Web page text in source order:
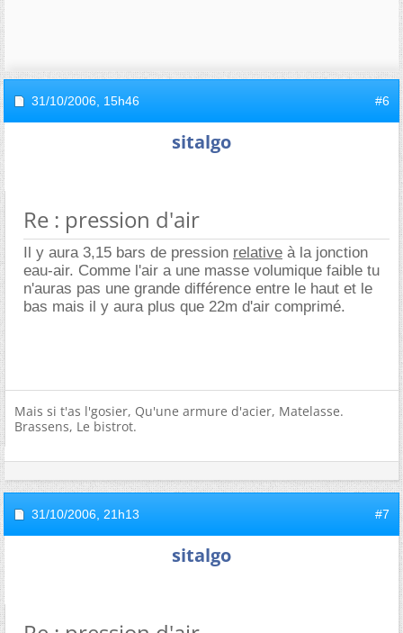
31/10/2006, 15h46 #6
sitalgo
Re : pression d'air
Il y aura 3,15 bars de pression relative à la jonction
eau-air. Comme l'air a une masse volumique faible tu
n'auras pas une grande différence entre le haut et le
bas mais il y aura plus que 22m d'air comprimé.
Mais si t'as l'gosier, Qu'une armure d'acier, Matelasse.
Brassens, Le bistrot.
31/10/2006, 21h13 #7
sitalgo